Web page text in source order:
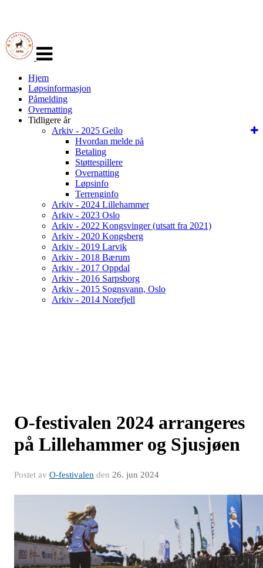
navigasjon
Hjem
Løpsinformasjon
Påmelding
Overnatting
Tidligere år
Arkiv - 2025 Geilo
Hvordan melde på
Betaling
Støttespillere
Overnatting
Løpsinfo
Terrenginfo
Arkiv - 2024 Lillehammer
Arkiv - 2023 Oslo
Arkiv - 2022 Kongsvinger (utsatt fra 2021)
Arkiv - 2020 Kongsberg
Arkiv - 2019 Larvik
Arkiv - 2018 Bærum
Arkiv - 2017 Oppdal
Arkiv - 2016 Sarpsborg
Arkiv - 2015 Sognsvann, Oslo
Arkiv - 2014 Norefjell
O-festivalen 2024 arrangeres
på Lillehammer og Sjusjøen
Postet av O-festivalen den 26. jun 2024